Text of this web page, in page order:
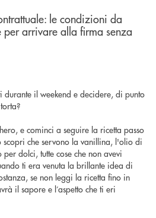
le condizioni da
per arrivare alla firma senza
il weekend e decidere, di punto
e cominci a seguire la ricetta passo
scopri che servono la vanillina, l'olio di
dolci, tutte cose che non avevi
ti era venuta la brillante idea di
se non leggi la ricetta fino in
il sapore e l’aspetto che ti eri